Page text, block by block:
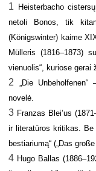
1
Heisterbacho
netoli Bonos, tik
(Königswinter) kaime
Mülleris (1816–1873)
vienuolis“, kuriose
2
„Die
novelė.
3 Franzas Blei’us
ir literatūros kritikas. Be
bestiariumą“ („Das
4 Hugo Ballas